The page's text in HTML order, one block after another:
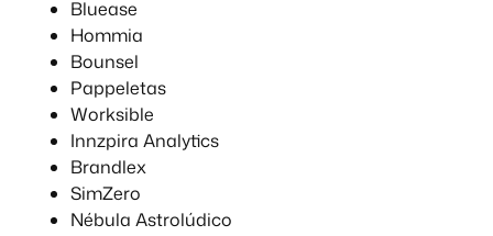
Bluease
Hommia
Bounsel
Pappeletas
Worksible
Innzpira Analytics
Brandlex
SimZero
Nébula Astrolúdico